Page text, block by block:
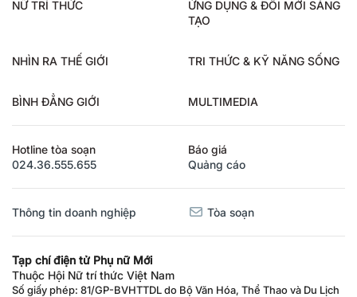
NỮ TRÍ THỨC
ỨNG DỤNG & ĐỔI MỚI SÁNG
TẠO
NHÌN RA THẾ GIỚI TRI THỨC & KỸ NĂNG SỐNG
BÌNH ĐẲNG GIỚI MULTIMEDIA
Hotline tòa soạn
024.36.555.655
Báo giá
Quảng cáo
Thông tin doanh nghiệp Tòa soạn
Tạp chí điện tử Phụ nữ Mới
Thuộc Hội Nữ trí thức Việt Nam
Số giấy phép: 81/GP-BVHTTDL do Bộ Văn Hóa, Thể Thao và Du Lịch